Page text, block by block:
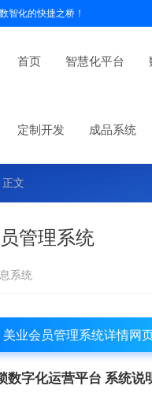
智化的快捷之桥！
首页 智慧化平台
定制开发 成品系统
正文
管理系统
系统
美业会员管理系统详情网
数字化运营平台 系统说